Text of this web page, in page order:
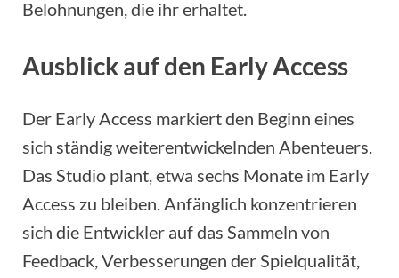
Belohnungen, die ihr erhaltet.
Ausblick auf den Early Access
Der Early Access markiert den Beginn eines
sich ständig weiterentwickelnden Abenteuers.
Das Studio plant, etwa sechs Monate im Early
Access zu bleiben. Anfänglich konzentrieren
sich die Entwickler auf das Sammeln von
Feedback, Verbesserungen der Spielqualität,